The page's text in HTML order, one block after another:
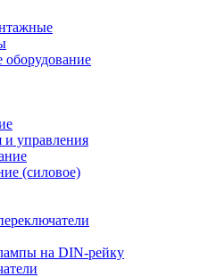
и управления
(силовое)
на DIN-рейку